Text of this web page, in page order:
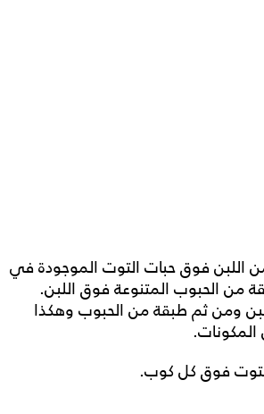
فوق حبات التوت الموجودة في
الحبوب المتنوعة فوق اللبن.
ومن ثم طبقة من الحبوب وهكذا
المكونات.
فوق كل كوب.